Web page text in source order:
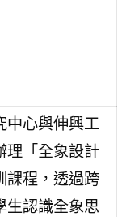
中心與伸興工
理「全象設計
課程，透過跨
生認識全象思